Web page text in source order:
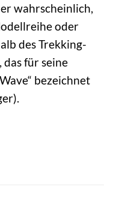
wahrscheinlich,
oder
des Trekking-
das für seine
bezeichnet